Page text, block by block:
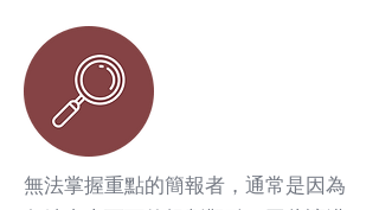
無法掌握重點的簡報者，通常是因為